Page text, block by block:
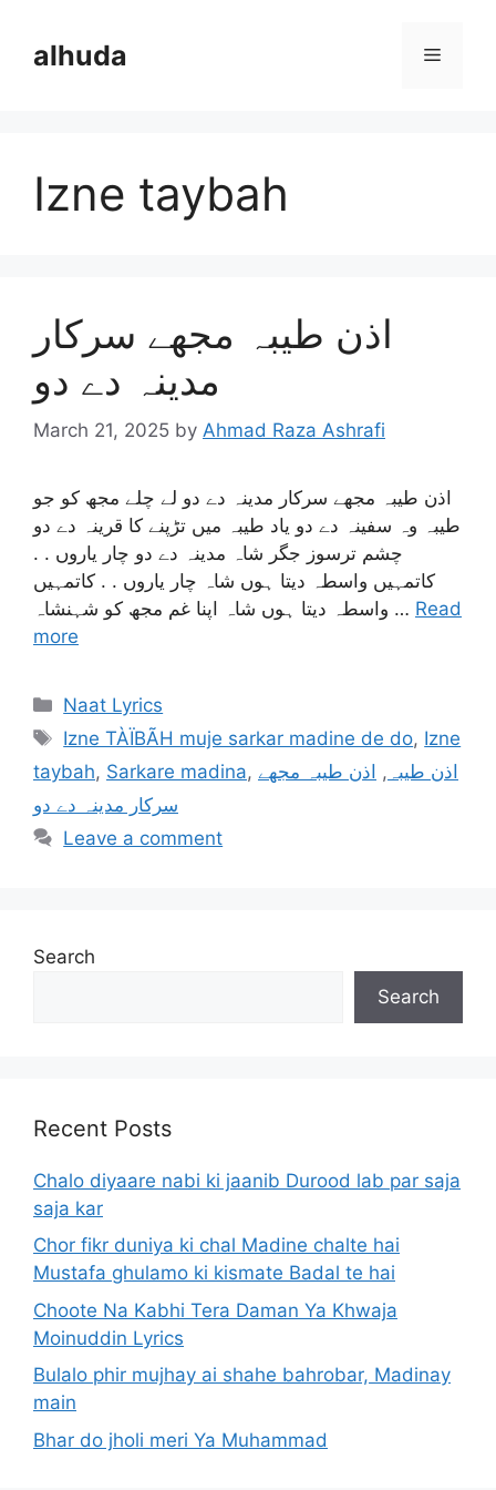
contentalhuda Menu
Izne taybah
اذن طیبہ مجھے سرکار
مدینہ دے دو
March 21, 2025 by Ahmad Raza Ashrafi
اذن طیبہ مجھے سرکار مدینہ دے دو لے چلے مجھ کو جو
طیبہ وہ سفینہ دے دو یاد طیبہ میں تڑپنے کا قرینہ دے دو
چشم ترسوز جگر شاہ مدینہ دے دو چار یاروں . .
کاتمہیں واسطہ دیتا ہوں شاہ چار یاروں . . کاتمہیں
واسطہ دیتا ہوں شاہ اپنا غم مجھ کو شہنشاہ … Read
more
Categories
Naat Lyrics
Tags
Izne TÀÏBÃH muje sarkar madine de do, Izne
taybah, Sarkare madina, اذن طیبہ , اذن طیبہ مجھے
سرکار مدینہ دے دو
Leave a comment
Search
Search
Recent Posts
Chalo diyaare nabi ki jaanib Durood lab par saja
saja kar
Chor fikr duniya ki chal Madine chalte hai
Mustafa ghulamo ki kismate Badal te hai
Choote Na Kabhi Tera Daman Ya Khwaja
Moinuddin Lyrics
Bulalo phir mujhay ai shahe bahrobar, Madinay
main
Bhar do jholi meri Ya Muhammad